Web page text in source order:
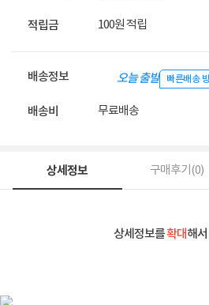
적립금 100원 적립
배송정보 오늘 출발 빠른배송
배송비 무료배송
상세정보 구매후기(0)
상세정보를확대해